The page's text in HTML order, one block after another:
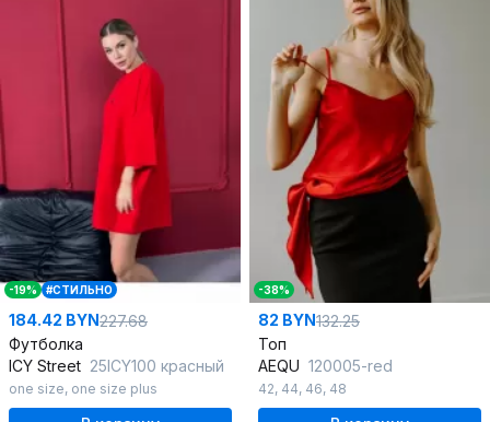
-19% #СТИЛЬНО
184.42 BYN227.68
Футболка
ICY Street 25ICY100 красный
one size, one size plus
-38%
82 BYN132.25
Топ
AEQU 120005-red
42, 44, 46, 48